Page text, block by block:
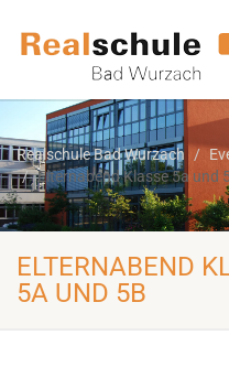
Realschule Bad Wurzach
Elternabend Klasse 5a und
ELTERNABEND
5A UND 5B